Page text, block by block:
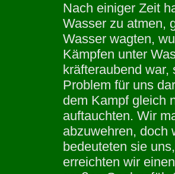
Nach einiger Zeit
Wasser zu atmen,
Wasser wagten,
Kämpfen unter
kräfteraubend
Problem für uns
dem Kampf gleich
auftauchten. Wir
abzuwehren, doch
bedeuteten sie
erreichten wir